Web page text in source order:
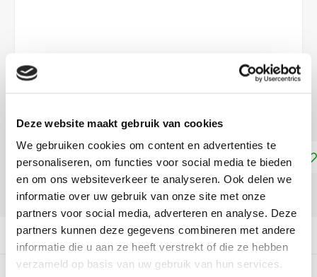
Deze website maakt gebruik van cookies
We gebruiken cookies om content en advertenties te
personaliseren, om functies voor social media te bieden
en om ons websiteverkeer te analyseren. Ook delen we
informatie over uw gebruik van onze site met onze
partners voor social media, adverteren en analyse. Deze
partners kunnen deze gegevens combineren met andere
informatie die u aan ze heeft verstrekt of die ze hebben
verzameld op basis van uw gebruik van hun services.
DIRECT LEVERBAAR
Toevoegen aan winkelwagen
DELEN:
Productomschrijving